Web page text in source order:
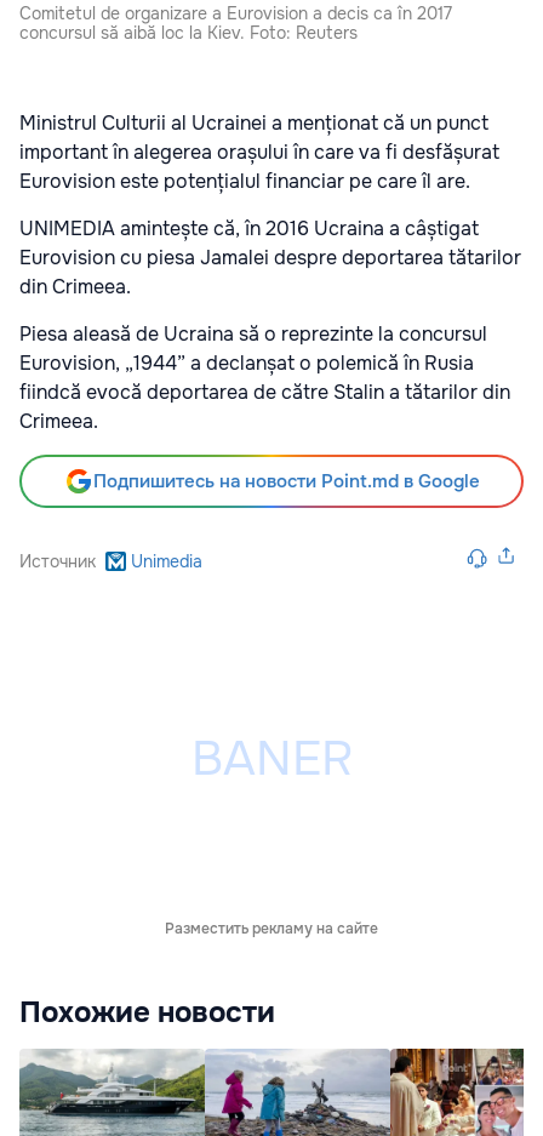
Comitetul de organizare a Eurovision a decis ca în 2017
concursul să aibă loc la Kiev. Foto: Reuters
Ministrul Culturii al Ucrainei a menționat că un punct
important în alegerea orașului în care va fi desfășurat
Eurovision este potențialul financiar pe care îl are.
UNIMEDIA amintește că, în 2016 Ucraina a câștigat
Eurovision cu piesa Jamalei despre deportarea tătarilor
din Crimeea.
Piesa aleasă de Ucraina să o reprezinte la concursul
Eurovision, „1944” a declanșat o polemică în Rusia
fiindcă evocă deportarea de către Stalin a tătarilor din
Crimeea.
Подпишитесь на новости Point.md в Google
Источник Unimedia
Разместить рекламу на сайте
Похожие новости